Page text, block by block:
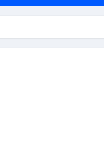
りに3都市巡る、４泊６
ィスク）
末ビリビリのランチ営業